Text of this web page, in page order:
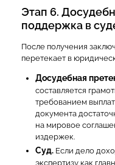
Этап 6.
поддержка в
После получения
перетекает в
Досудебная
составляется
требованием
документа
на мировое
издержек.
Суд.Если дело
экспертизу как